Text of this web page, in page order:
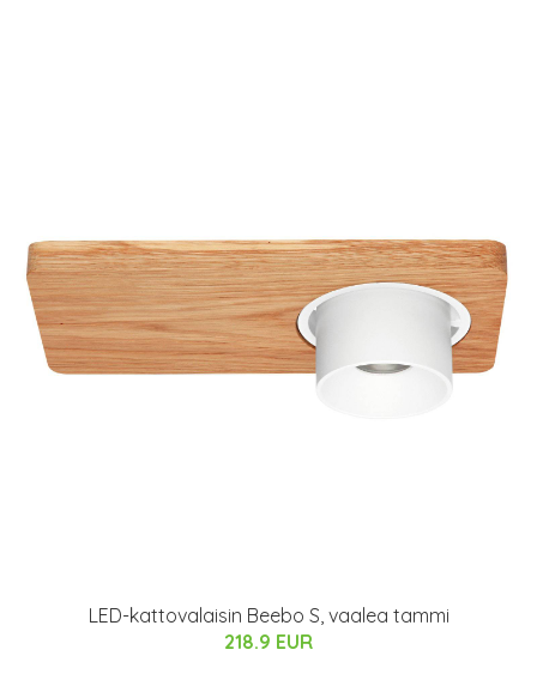
LED-kattovalaisin Beebo S, vaalea tammi
218.9 EUR